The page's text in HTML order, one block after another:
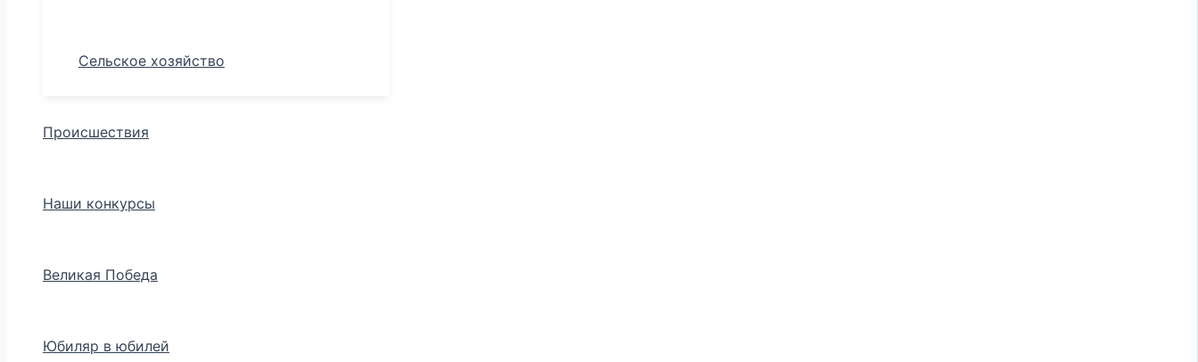
Сельское хозяйство
Происшествия
Наши конкурсы
Великая Победа
Юбиляр в юбилей